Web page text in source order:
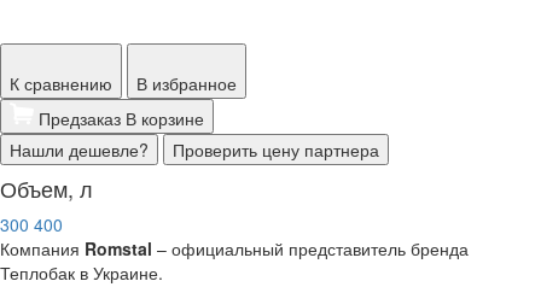
К сравнению
В избранное
Предзаказ В корзине
Нашли дешевле?
Проверить цену партнера
Объем, л
300 400
Компания Romstal – официальный представитель бренда
Теплобак в Украине.